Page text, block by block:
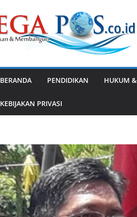
BERANDA PENDIDIKAN HUKUM
KEBIJAKAN PRIVASI